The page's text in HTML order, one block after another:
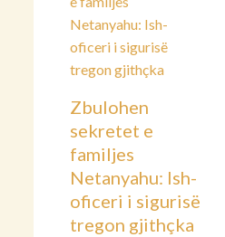
Zbulohen
sekretet e
familjes
Netanyahu: Ish-
oficeri i sigurisë
tregon gjithçka